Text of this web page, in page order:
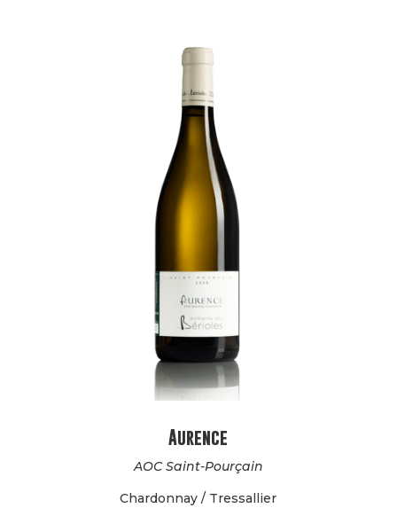
Aurence
AOC Saint-Pourçain
Chardonnay / Tressallier